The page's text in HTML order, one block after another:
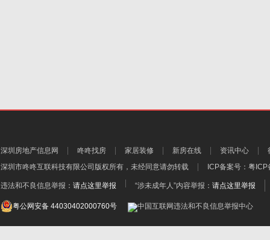
深圳房地产信息网 咚咚找房 家居装修 新房在线 资讯中心
深圳市咚咚互联科技有限公司 版权所有，未经同意请勿转载 ICP备案号： 粤ICP
违法和不良信息举报： 请点这里举报 “涉未成年人”内容举报： 请点这里举报
粤公网安备 44030402000760号